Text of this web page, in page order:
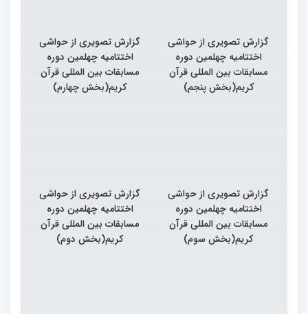
گزارش تصویری از حواشی
اختتامیه چهلمین دوره
مسابقات بین المللی قرآن
کریم(بخش پنجم)
گزارش تصویری از حواشی
اختتامیه چهلمین دوره
مسابقات بین المللی قرآن
کریم(بخش چهارم)
گزارش تصویری از حواشی
اختتامیه چهلمین دوره
مسابقات بین المللی قرآن
کریم(بخش سوم)
گزارش تصویری از حواشی
اختتامیه چهلمین دوره
مسابقات بین المللی قرآن
کریم(بخش دوم)